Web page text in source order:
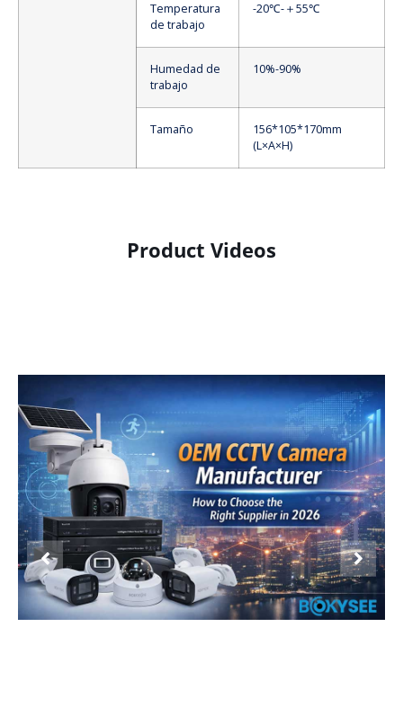
Temperatura
de trabajo
-20℃-＋55℃
Humedad de
trabajo
10%-90%
Tamaño
156*105*170mm
(L×A×H)
Product Videos